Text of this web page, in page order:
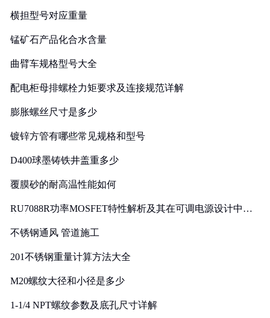
横担型号对应重量
锰矿石产品化合水含量
曲臂车规格型号大全
配电柜母排螺栓力矩要求及连接规范详解
膨胀螺丝尺寸是多少
镀锌方管有哪些常见规格和型号
D400球墨铸铁井盖重多少
覆膜砂的耐高温性能如何
RU7088R功率MOSFET特性解析及其在可调电源设计中的
不锈钢通风 管道施工
201不锈钢重量计算方法大全
M20螺纹大径和小径是多少
1-1/4 NPT螺纹参数及底孔尺寸详解